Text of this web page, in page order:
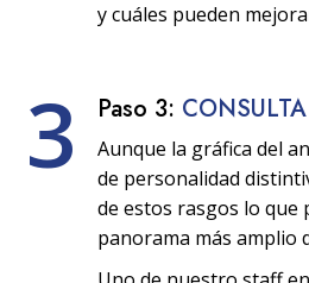
y cuáles pueden
3 Paso 3: CONSULTA
Aunque la gráfica del
de personalidad
de estos rasgos lo que
panorama más amplio